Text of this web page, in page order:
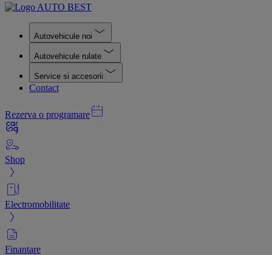
Autovehicule noi
Autovehicule rulate
Service si accesorii
Contact
Rezerva o programare
Shop
Electromobilitate
Finantare